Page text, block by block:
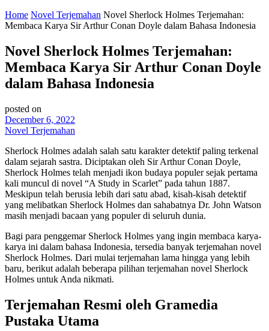
Home Novel Terjemahan Novel Sherlock Holmes Terjemahan:
Membaca Karya Sir Arthur Conan Doyle dalam Bahasa Indonesia
Novel Sherlock Holmes Terjemahan:
Membaca Karya Sir Arthur Conan Doyle
dalam Bahasa Indonesia
posted on
December 6, 2022
Novel Terjemahan
Sherlock Holmes adalah salah satu karakter detektif paling terkenal
dalam sejarah sastra. Diciptakan oleh Sir Arthur Conan Doyle,
Sherlock Holmes telah menjadi ikon budaya populer sejak pertama
kali muncul di novel “A Study in Scarlet” pada tahun 1887.
Meskipun telah berusia lebih dari satu abad, kisah-kisah detektif
yang melibatkan Sherlock Holmes dan sahabatnya Dr. John Watson
masih menjadi bacaan yang populer di seluruh dunia.
Bagi para penggemar Sherlock Holmes yang ingin membaca karya-
karya ini dalam bahasa Indonesia, tersedia banyak terjemahan novel
Sherlock Holmes. Dari mulai terjemahan lama hingga yang lebih
baru, berikut adalah beberapa pilihan terjemahan novel Sherlock
Holmes untuk Anda nikmati.
Terjemahan Resmi oleh Gramedia
Pustaka Utama